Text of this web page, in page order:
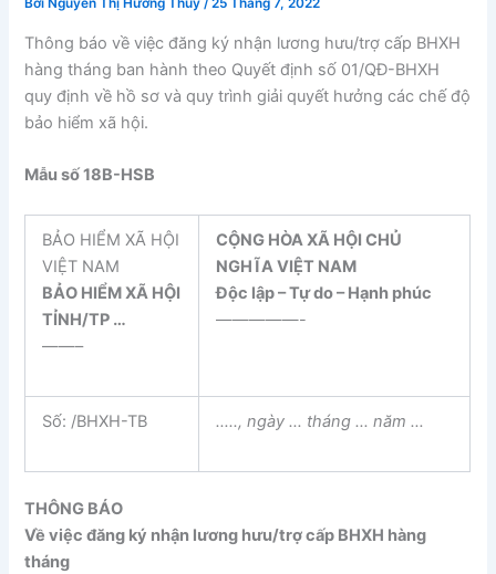
Bởi Nguyễn Thị Hương Thủy/25 Tháng 7, 2022
Thông báo về việc đăng ký nhận lương hưu/trợ cấp BHXH
hàng tháng ban hành theo Quyết định số 01/QĐ-BHXH
quy định về hồ sơ và quy trình giải quyết hưởng các chế độ
bảo hiểm xã hội.
Mẫu số 18B-HSB
BẢO HIỂM XÃ HỘI
VIỆT NAM
BẢO HIỂM XÃ HỘI
TỈNH/TP …
——–
CỘNG HÒA XÃ HỘI CHỦ
NGHĨA VIỆT NAM
Độc lập – Tự do – Hạnh phúc
—————-
Số: /BHXH-TB ….., ngày … tháng … năm …
THÔNG BÁO
Về việc đăng ký nhận lương hưu/trợ cấp BHXH hàng
tháng